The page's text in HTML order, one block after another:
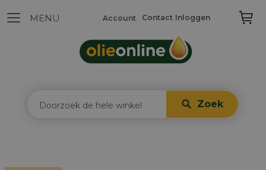
Zoek
Contact Inloggen
Account